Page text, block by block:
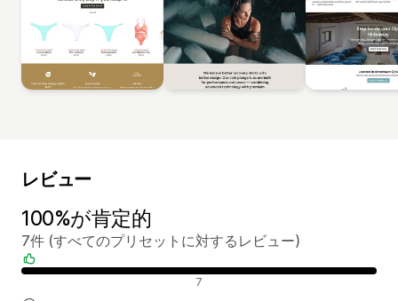
レビュー
100%が肯定的
7件 (すべてのプリセットに対するレビュー)
肯定的なレビュー 7